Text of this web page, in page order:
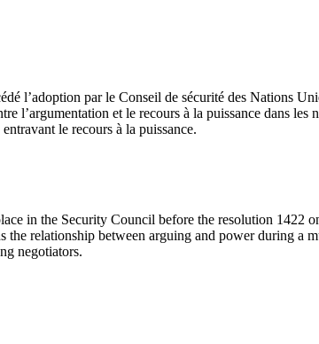
l’adoption par le Conseil de sécurité des Nations
l’argumentation et le recours à la puissance dans
le recours à la puissance.
in the Security Council before the resolution 1422
the relationship between arguing and power during a
negotiators.